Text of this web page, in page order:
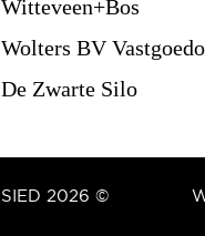
Witteveen+Bos
Wolters BV
De Zwarte Silo
SIED 2026 ©